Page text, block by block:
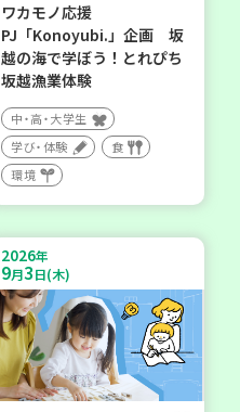
ワカモノ応援
PJ「Konoyubi.」企画 坂
越の海で学ぼう！とれぴち
坂越漁業体験
中・高・大学生
学び・体験
食
環境
2026年
9月3日(木)